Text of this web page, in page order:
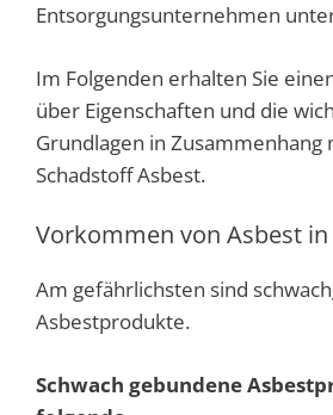
Entsorgungsunternehmen
Im Folgenden erhalten Sie
über Eigenschaften und die
Grundlagen in Zusammenhang
Schadstoff Asbest.
Vorkommen von Asbest in
Am gefährlichsten sind
Asbestprodukte.
Schwach gebundene